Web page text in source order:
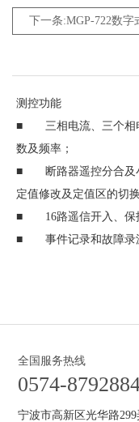
下一条:MGP-722数
测控功能
■ 三相电流、三个相电
数及频率；
■ 断路器遥控分合及小
定值修改及定值区的切换
■ 16路遥信开入、保
■ 事件记录和故障录
全国服务热线
0574-
宁波市高新区光华路299